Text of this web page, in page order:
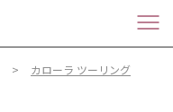
カローラ ツーリング